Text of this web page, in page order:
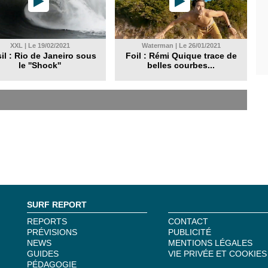
XXL | Le 19/02/2021
: Rio de Janeiro sous
le ''Shock''
Waterman | Le 26/01/2021
Foil : Rémi Quique trace de
belles courbes...
SURF REPORT
REPORTS
PRÉVISIONS
NEWS
GUIDES
PÉDAGOGIE
CONTACT
PUBLICITÉ
MENTIONS LÉGALES
VIE PRIVÉE ET COOKIES